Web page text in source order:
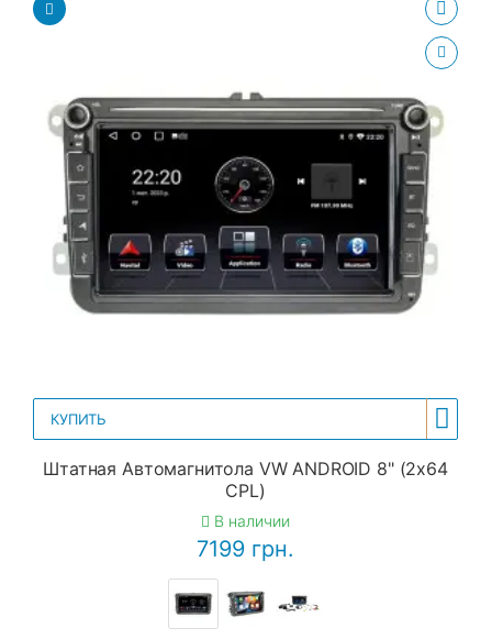
КУПИТЬ
Штатная Автомагнитола VW ANDROID 8" (2x64
CPL)
В наличии
7199 грн.